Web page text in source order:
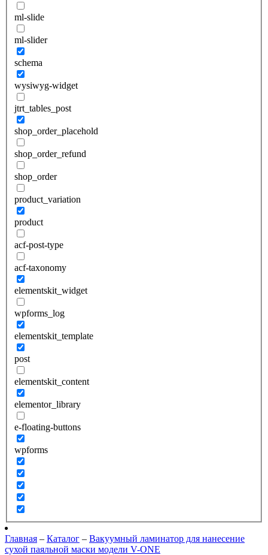
ml-slide
ml-slider
schema
wysiwyg-widget
jtrt_tables_post
shop_order_placehold
shop_order_refund
shop_order
product_variation
product
acf-post-type
acf-taxonomy
elementskit_widget
wpforms_log
elementskit_template
post
elementskit_content
elementor_library
e-floating-buttons
wpforms
Главная – Каталог – Вакуумный ламинатор для нанесение
сухой паяльной маски модели V-ONE